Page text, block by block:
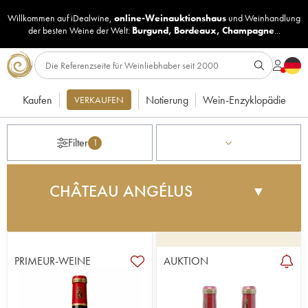
Willkommen auf iDealwine, online-Weinauktionshaus undWeinhandlung
der besten Weine der Welt: Burgund, Bordeaux, Champagne...
Kaufen VERKAUFEN Notierung Wein-Enzyklopädie
Filter 1
CHÂTEAU ANGÉLUS ▼
1782 dessen Familie. Damals ließ sich Jean de
Boüard de Laforest, seines Zeichens Leibwächter
des Königs, in Saint-Émilion nieder. Das Château
verdankt seinen Namen der Tatsache, dass man
PRIMEUR-WEINE AUKTION